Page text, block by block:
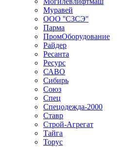
Муравей
ООО ''СЗСЭ''
Парма
ПромОборудование
Райдер
Ресанта
Ресурс
САВО
Сибирь
Союз
Спец
Спецодежда-2000
Ставр
Строй-Агрегат
Тайга
Торус